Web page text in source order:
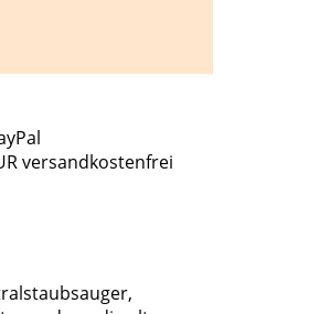
versandkostenfrei